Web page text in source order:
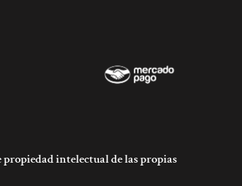
propiedad intelectual de las propias